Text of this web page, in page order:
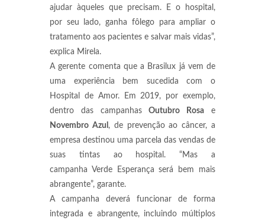
ajudar àqueles que precisam. E o hospital,
por seu lado, ganha fôlego para ampliar o
tratamento aos pacientes e salvar mais vidas”,
explica Mirela.
A gerente comenta que a Brasilux já vem de
uma experiência bem sucedida com o
Hospital de Amor. Em 2019, por exemplo,
dentro das campanhasOutubro Rosa e
Novembro Azul , de prevenção ao câncer, a
empresa destinou uma parcela das vendas de
suas tintas ao hospital. “Mas a
campanha Verde Esperança será bem mais
abrangente”, garante.
A campanha deverá funcionar de forma
integrada e abrangente, incluindo múltiplos